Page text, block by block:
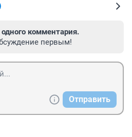
комментария.
первым!
Отправить